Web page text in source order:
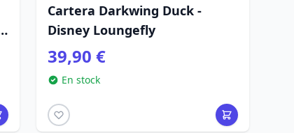
Cartera Darkwing Duck -
Disney Loungefly
39,90 €
En stock